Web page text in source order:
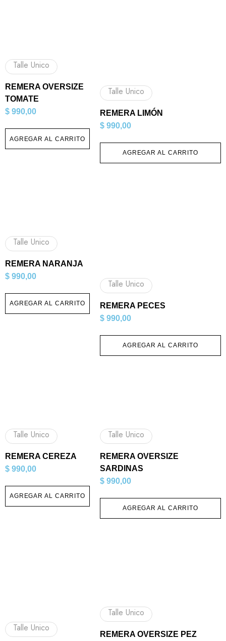
Talle Unico
REMERA OVERSIZE
TOMATE
$ 990,00
AGREGAR AL CARRITO
Talle Unico
REMERA LIMÓN
$ 990,00
AGREGAR AL CARRITO
Talle Unico
REMERA NARANJA
$ 990,00
AGREGAR AL CARRITO
Talle Unico
REMERA PECES
$ 990,00
AGREGAR AL CARRITO
Talle Unico
REMERA CEREZA
$ 990,00
AGREGAR AL CARRITO
Talle Unico
REMERA OVERSIZE
SARDINAS
$ 990,00
AGREGAR AL CARRITO
Talle Unico
Talle Unico
REMERA OVERSIZE PEZ